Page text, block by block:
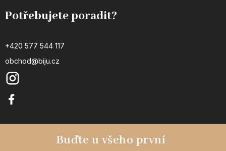
Potřebujete poradit?
+420 577 544 117
obchod@biju.cz